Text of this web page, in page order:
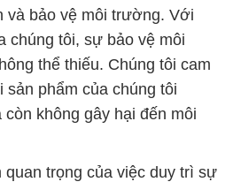
và bảo vệ môi trường. Với
chúng tôi, sự bảo vệ môi
thể thiếu. Chúng tôi cam
sản phẩm của chúng tôi
còn không gây hại đến môi
quan trọng của việc duy trì sự